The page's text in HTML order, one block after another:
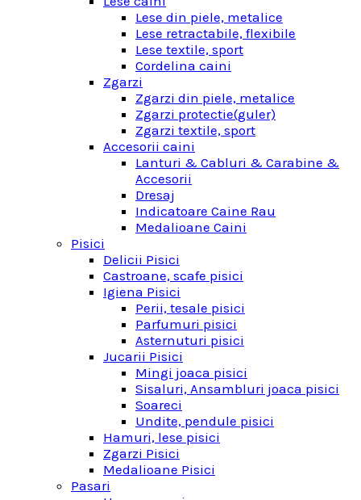
Lese din piele, metalice
Lese retractabile, flexibile
Lese textile, sport
Cordelina caini
Zgarzi
Zgarzi din piele, metalice
Zgarzi protectie(guler)
Zgarzi textile, sport
Accesorii caini
Lanturi & Cabluri & Carabine &
Accesorii
Dresaj
Indicatoare Caine Rau
Medalioane Caini
Pisici
Delicii Pisici
Castroane, scafe pisici
Igiena Pisici
Perii, tesale pisici
Parfumuri pisici
Asternuturi pisici
Jucarii Pisici
Mingi joaca pisici
Sisaluri, Ansambluri joaca pisici
Soareci
Undite, pendule pisici
Hamuri, lese pisici
Zgarzi Pisici
Medalioane Pisici
Pasari